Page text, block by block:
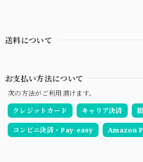
送料について
お支払い方法について
次の方法がご利用頂けます。
クレジットカード
キャリア決済
コンビニ決済・Pay-easy Amazon